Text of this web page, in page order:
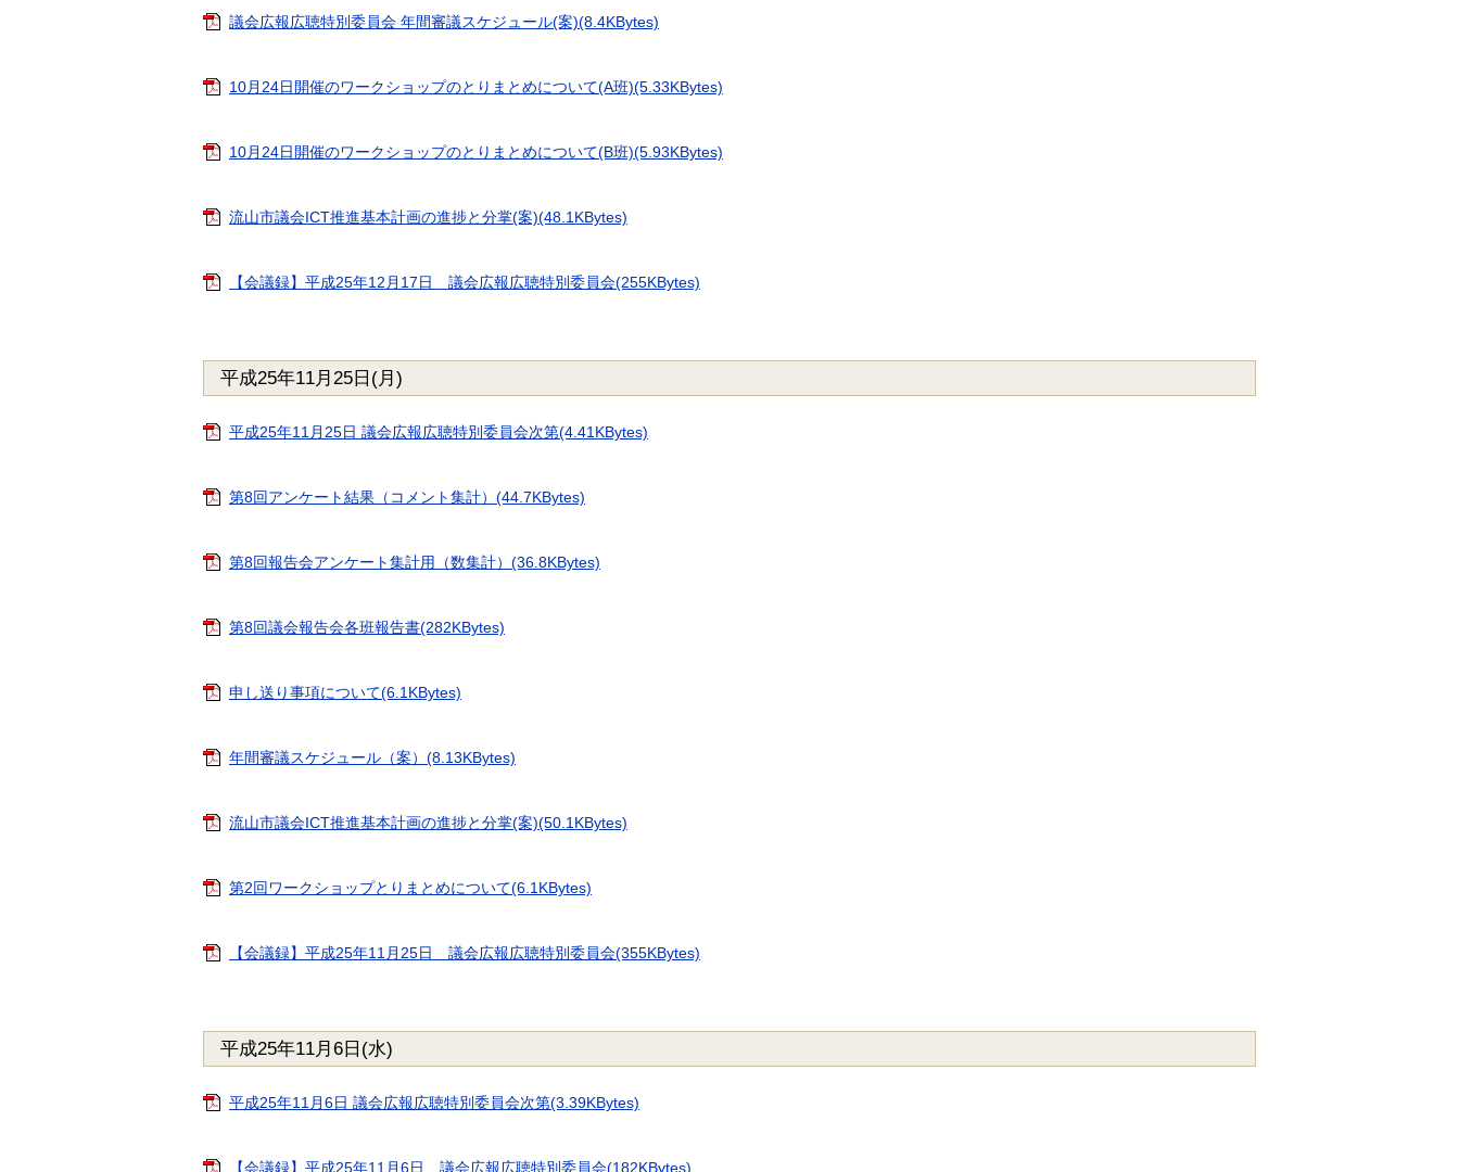
議会広報広聴特別委員会 年間審議スケジュール(案)(8.4KBytes)
10月24日開催のワークショップのとりまとめについて(A班)(5.33KBytes)
10月24日開催のワークショップのとりまとめについて(B班)(5.93KBytes)
流山市議会ICT推進基本計画の進捗と分掌(案)(48.1KBytes)
【会議録】平成25年12月17日 議会広報広聴特別委員会(255KBytes)
平成25年11月25日(月)
平成25年11月25日 議会広報広聴特別委員会次第(4.41KBytes)
第8回アンケート結果（コメント集計）(44.7KBytes)
第8回報告会アンケート集計用（数集計）(36.8KBytes)
第8回議会報告会各班報告書(282KBytes)
申し送り事項について(6.1KBytes)
年間審議スケジュール（案）(8.13KBytes)
流山市議会ICT推進基本計画の進捗と分掌(案)(50.1KBytes)
第2回ワークショップとりまとめについて(6.1KBytes)
【会議録】平成25年11月25日 議会広報広聴特別委員会(355KBytes)
平成25年11月6日(水)
平成25年11月6日 議会広報広聴特別委員会次第(3.39KBytes)
【会議録】平成25年11月6日 議会広報広聴特別委員会(182KBytes)